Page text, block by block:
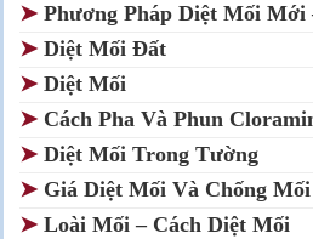
➤ Phương Pháp Diệt Mối Mới
➤ Diệt Mối Đất
➤ Diệt Mối
➤ Cách Pha Và Phun
➤ Diệt Mối Trong Tường
➤ Giá Diệt Mối Và Chống Mối
➤ Loài Mối – Cách Diệt Mối